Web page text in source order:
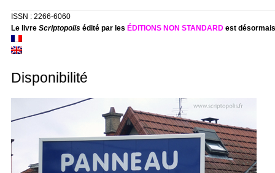
ISSN : 2266-6060
Le livre Scriptopolisédité par les ÉDITIONS NON STANDARDest
Disponibilité